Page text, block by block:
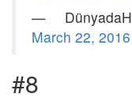
—
March 22, 2016
#8